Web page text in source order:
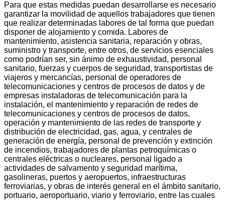
Para que estas medidas puedan desarrollarse es necesario
garantizar la movilidad de aquellos trabajadores que tienen
que realizar determinadas labores de tal forma que puedan
disponer de alojamiento y comida. Labores de
mantenimiento, asistencia sanitaria, reparación y obras,
suministro y transporte, entre otros, de servicios esenciales
como podrían ser, sin ánimo de exhaustividad, personal
sanitario, fuerzas y cuerpos de seguridad, transportistas de
viajeros y mercancías, personal de operadores de
telecomunicaciones y centros de procesos de datos y de
empresas instaladoras de telecomunicación para la
instalación, el mantenimiento y reparación de redes de
telecomunicaciones y centros de procesos de datos,
operación y mantenimiento de las redes de transporte y
distribución de electricidad, gas, agua, y centrales de
generación de energía, personal de prevención y extinción
de incendios, trabajadores de plantas petroquímicas o
centrales eléctricas o nucleares, personal ligado a
actividades de salvamento y seguridad marítima,
gasolineras, puertos y aeropuertos, infraestructuras
ferroviarias, y obras de interés general en el ámbito sanitario,
portuario, aeroportuario, viario y ferroviario, entre las cuales